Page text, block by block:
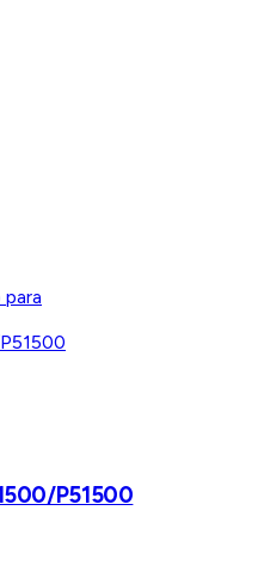
P51500